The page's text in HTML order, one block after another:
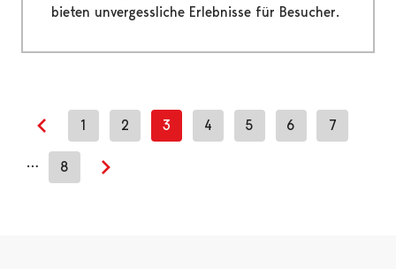
bieten unvergessliche Erlebnisse für Besucher.
Previous page
1 2 3 4 5 6 7
… 8